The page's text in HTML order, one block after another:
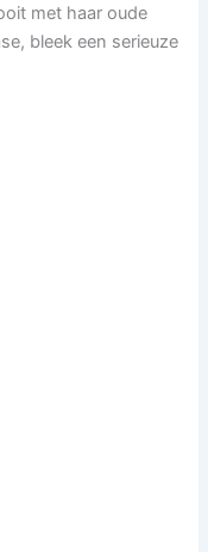
met haar oude
bleek een serieuze